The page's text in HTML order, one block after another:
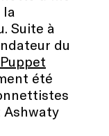
la
Suite à
du
été
Ashwaty